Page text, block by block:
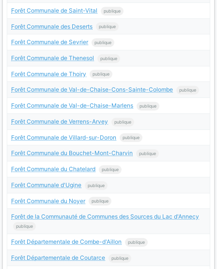
Forêt Communale de Saint-Vital publique
Forêt Communale des Deserts publique
Forêt Communale de Sevrier publique
Forêt Communale de Thenesol publique
Forêt Communale de Thoiry publique
Forêt Communale de Val-de-Chaise-Cons-Sainte-Colombe publique
Forêt Communale de Val-de-Chaise-Marlens publique
Forêt Communale de Verrens-Arvey publique
Forêt Communale de Villard-sur-Doron publique
Forêt Communale du Bouchet-Mont-Charvin publique
Forêt Communale du Chatelard publique
Forêt Communale d'Ugine publique
Forêt Communale du Noyer publique
Forêt de la Communauté de Communes des Sources du Lac d'Annecy
publique
Forêt Départementale de Combe-d'Aillon publique
Forêt Départementale de Coutarce publique